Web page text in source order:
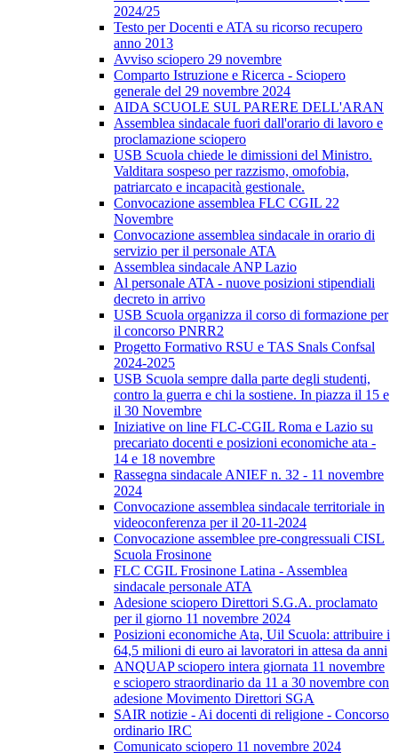
2024/25
Testo per Docenti e ATA su ricorso recupero
anno 2013
Avviso sciopero 29 novembre
Comparto Istruzione e Ricerca - Sciopero
generale del 29 novembre 2024
AIDA SCUOLE SUL PARERE DELL'ARAN
Assemblea sindacale fuori dall'orario di lavoro e
proclamazione sciopero
USB Scuola chiede le dimissioni del Ministro.
Valditara sospeso per razzismo, omofobia,
patriarcato e incapacità gestionale.
Convocazione assemblea FLC CGIL 22
Novembre
Convocazione assemblea sindacale in orario di
servizio per il personale ATA
Assemblea sindacale ANP Lazio
Al personale ATA - nuove posizioni stipendiali
decreto in arrivo
USB Scuola organizza il corso di formazione per
il concorso PNRR2
Progetto Formativo RSU e TAS Snals Confsal
2024-2025
USB Scuola sempre dalla parte degli studenti,
contro la guerra e chi la sostiene. In piazza il 15 e
il 30 Novembre
Iniziative on line FLC-CGIL Roma e Lazio su
precariato docenti e posizioni economiche ata -
14 e 18 novembre
Rassegna sindacale ANIEF n. 32 - 11 novembre
2024
Convocazione assemblea sindacale territoriale in
videoconferenza per il 20-11-2024
Convocazione assemblee pre-congressuali CISL
Scuola Frosinone
FLC CGIL Frosinone Latina - Assemblea
sindacale personale ATA
Adesione sciopero Direttori S.G.A. proclamato
per il giorno 11 novembre 2024
Posizioni economiche Ata, Uil Scuola: attribuire i
64,5 milioni di euro ai lavoratori in attesa da anni
ANQUAP sciopero intera giornata 11 novembre
e sciopero straordinario da 11 a 30 novembre con
adesione Movimento Direttori SGA
SAIR notizie - Ai docenti di religione - Concorso
ordinario IRC
Comunicato sciopero 11 novembre 2024